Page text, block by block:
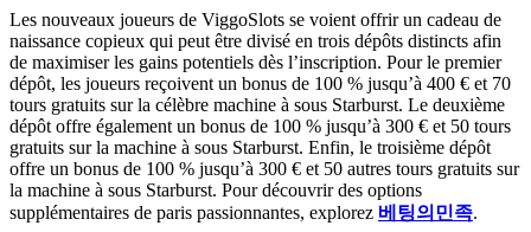
Les nouveaux joueurs de ViggoSlots se voient offrir un cadeau de
naissance copieux qui peut être divisé en trois dépôts distincts afin
de maximiser les gains potentiels dès l’inscription. Pour le premier
dépôt, les joueurs reçoivent un bonus de 100 % jusqu’à 400 € et 70
tours gratuits sur la célèbre machine à sous Starburst. Le deuxième
dépôt offre également un bonus de 100 % jusqu’à 300 € et 50 tours
gratuits sur la machine à sous Starburst. Enfin, le troisième dépôt
offre un bonus de 100 % jusqu’à 300 € et 50 autres tours gratuits sur
la machine à sous Starburst. Pour découvrir des options
supplémentaires de paris passionnantes, explorez 베팅의민족.